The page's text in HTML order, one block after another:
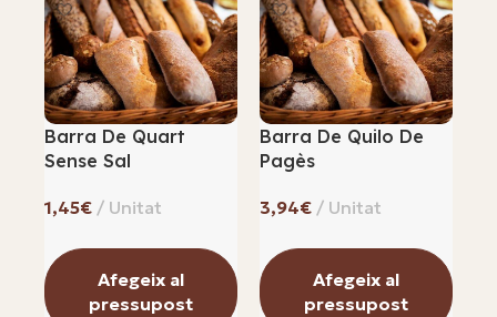
Barra De Quart
Sense Sal
€
Afegeix al
pressupost
Barra De Quilo De
Pagès
€
Afegeix al
pressupost